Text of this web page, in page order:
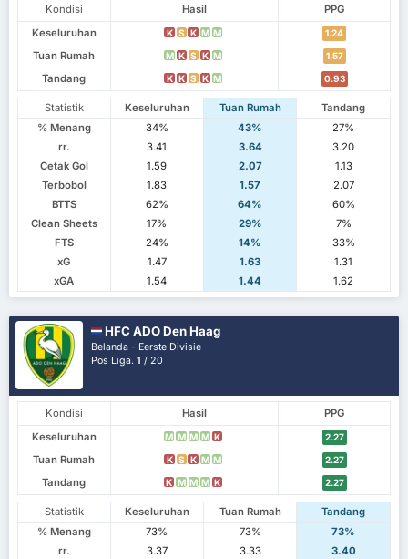
Kondisi Hasil
PPG
Keseluruhan
K S K M M 1.24
Tuan Rumah M K S K M 1.57
Tandang K K S K M 0.93
Statistik Keseluruhan Tuan Rumah
Tandang
% Menang
34% 43%
27%
rr.
3.41 3.64
3.20
Cetak Gol
1.59 2.07
1.13
Terbobol
1.83 1.57
2.07
BTTS
62% 64%
60%
Clean Sheets
17% 29%
7%
FTS
24% 14%
33%
xG
1.47 1.63
1.31
xGA
1.54 1.44 1.62
HFC ADO Den Haag
Belanda - Eerste Divisie
Pos Liga.1 / 20
Kondisi Hasil
PPG
Keseluruhan
M M M M K 2.27
Tuan Rumah K S K M M 2.27
Tandang K M M M K 2.27
Statistik Keseluruhan Tuan Rumah
Tandang
% Menang
73% 73%
73%
rr.
3.37 3.33
3.40